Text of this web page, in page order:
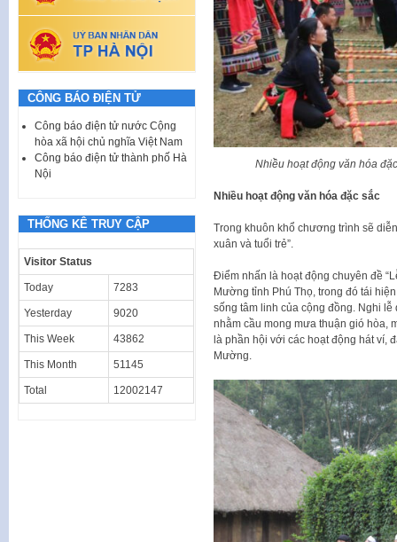
Nhiều hoạt động văn hóa
Nhiều hoạt động văn hóa đặc sắc
Trong khuôn khổ chương trình sẽ
xuân và tuổi trẻ”.
Điểm nhấn là hoạt động chuyên đề
Mường tỉnh Phú Thọ, trong đó tái
sống tâm linh của cộng đồng. Nghi
nhằm cầu mong mưa thuận gió hòa,
là phần hội với các hoạt động hát ví,
Mường.
CÔNG BÁO ĐIỆN TỬ
Công báo điện tử nước Cộng
hòa xã hội chủ nghĩa Việt Nam
Công báo điện tử thành phố Hà
Nội
THỐNG KÊ TRUY CẬP
Visitor Status
Today 7283
Yesterday 9020
This Week 43862
This Month 51145
Total 12002147